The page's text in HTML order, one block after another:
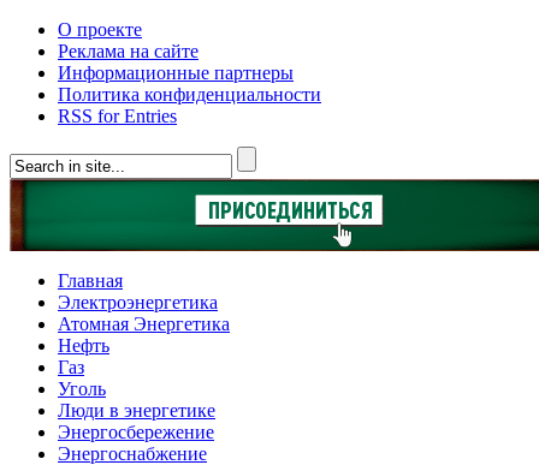
О проекте
Реклама на сайте
Информационные партнеры
Политика конфиденциальности
RSS for Entries
Главная
Электроэнергетика
Атомная Энергетика
Нефть
Газ
Уголь
Люди в энергетике
Энергосбережение
Энергоснабжение